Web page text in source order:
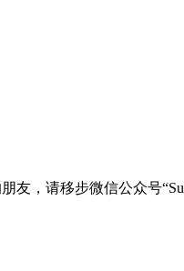
，请移步微信公众号